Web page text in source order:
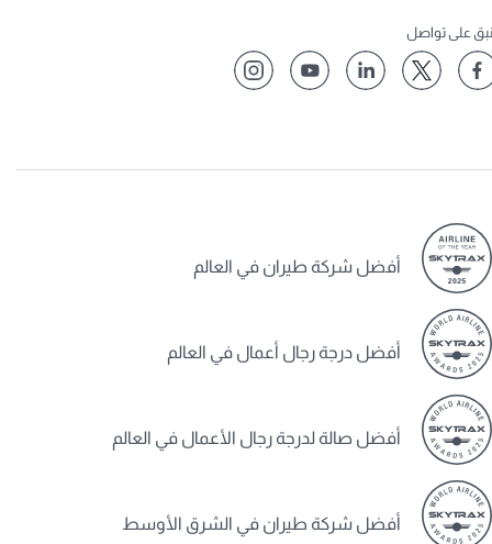
على تواصل
أفضل شركة طيران في العالم
أفضل درجة رجال أعمال في العالم
أفضل صالة لدرجة رجال الأعمال في العالم
أفضل شركة طيران في الشرق الأوسط